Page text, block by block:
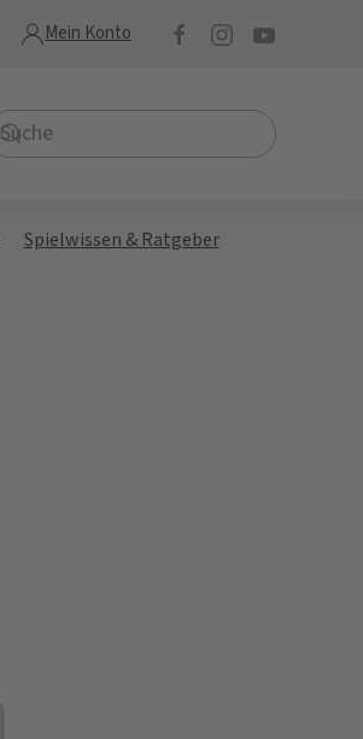
Mein Konto
Spielwissen & Ratgeber